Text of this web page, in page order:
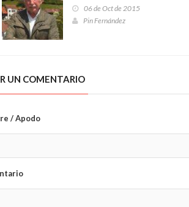
06 de Oct de 2015
Pin Fernández
UN COMENTARIO
/ Apodo